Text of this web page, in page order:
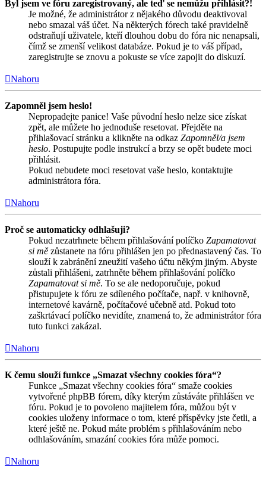
Byl jsem ve fóru zaregistrovaný, ale teď se nemůžu přihlásit?!
Je možné, že administrátor z nějakého důvodu deaktivoval
nebo smazal váš účet. Na některých fórech také pravidelně
odstraňují uživatele, kteří dlouhou dobu do fóra nic nenapsali,
čímž se zmenší velikost databáze. Pokud je to váš případ,
zaregistrujte se znovu a pokuste se více zapojit do diskuzí.
Nahoru
Zapomněl jsem heslo!
Nepropadejte panice! Vaše původní heslo nelze sice získat
zpět, ale můžete ho jednoduše resetovat. Přejděte na
přihlašovací stránku a klikněte na odkaz Zapomněl/a jsem
heslo. Postupujte podle instrukcí a brzy se opět budete moci
přihlásit.
Pokud nebudete moci resetovat vaše heslo, kontaktujte
administrátora fóra.
Nahoru
Proč se automaticky odhlašuji?
Pokud nezatrhnete během přihlašování políčko Zapamatovat
si mě zůstanete na fóru přihlášen jen po přednastavený čas. To
slouží k zabránění zneužití vašeho účtu někým jiným. Abyste
zůstali přihlášeni, zatrhněte během přihlašování políčko
Zapamatovat si mě. To se ale nedoporučuje, pokud
přistupujete k fóru ze sdíleného počítače, např. v knihovně,
internetové kavárně, počítačové učebně atd. Pokud toto
zaškrtávací políčko nevidíte, znamená to, že administrátor fóra
tuto funkci zakázal.
Nahoru
K čemu slouží funkce „Smazat všechny cookies fóra“?
Funkce „Smazat všechny cookies fóra“ smaže cookies
vytvořené phpBB fórem, díky kterým zůstáváte přihlášen ve
fóru. Pokud je to povoleno majitelem fóra, můžou být v
cookies uloženy informace o tom, které příspěvky jste četli, a
které ještě ne. Pokud máte problém s přihlašováním nebo
odhlašováním, smazání cookies fóra může pomoci.
Nahoru